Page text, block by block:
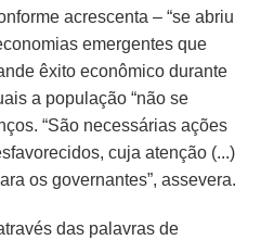
acrescenta – “se abriu
emergentes que
êxito econômico durante
a população “não se
“São necessárias ações
cuja atenção (...)
os governantes”, assevera.
das palavras de